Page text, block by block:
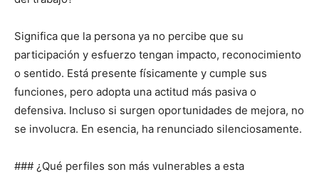
Significa que la persona ya no percibe que su
participación y esfuerzo tengan impacto, reconocimiento
o sentido. Está presente físicamente y cumple sus
funciones, pero adopta una actitud más pasiva o
defensiva. Incluso si surgen oportunidades de mejora, no
se involucra. En esencia, ha renunciado silenciosamente.
### ¿Qué perfiles son más vulnerables a esta